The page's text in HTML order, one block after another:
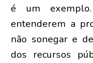
é um
entenderem a
não sonegar e
dos recursos